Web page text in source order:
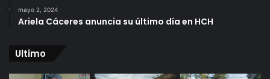
mayo 2, 2024
Ariela Cáceres anuncia su último día en HCH
Ultimo